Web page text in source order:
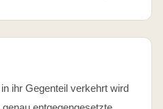
ihr Gegenteil verkehrt wird